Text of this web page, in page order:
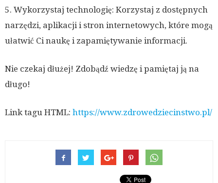
5. Wykorzystaj technologię: Korzystaj z dostępnych
narzędzi, aplikacji i stron internetowych, które mogą
ułatwić Ci naukę i zapamiętywanie informacji.
Nie czekaj dłużej! Zdobądź wiedzę i pamiętaj ją na
długo!
Link tagu HTML: https://www.zdrowedziecinstwo.pl/